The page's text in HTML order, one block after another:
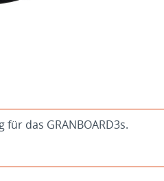
das GRANBOARD3s.